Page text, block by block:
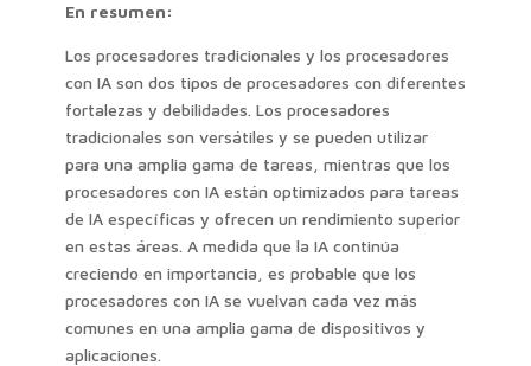
En resumen:
Los procesadores tradicionales y los procesadores
con IA son dos tipos de procesadores con diferentes
fortalezas y debilidades. Los procesadores
tradicionales son versátiles y se pueden utilizar
para una amplia gama de tareas, mientras que los
procesadores con IA están optimizados para tareas
de IA específicas y ofrecen un rendimiento superior
en estas áreas. A medida que la IA continúa
creciendo en importancia, es probable que los
procesadores con IA se vuelvan cada vez más
comunes en una amplia gama de dispositivos y
aplicaciones.